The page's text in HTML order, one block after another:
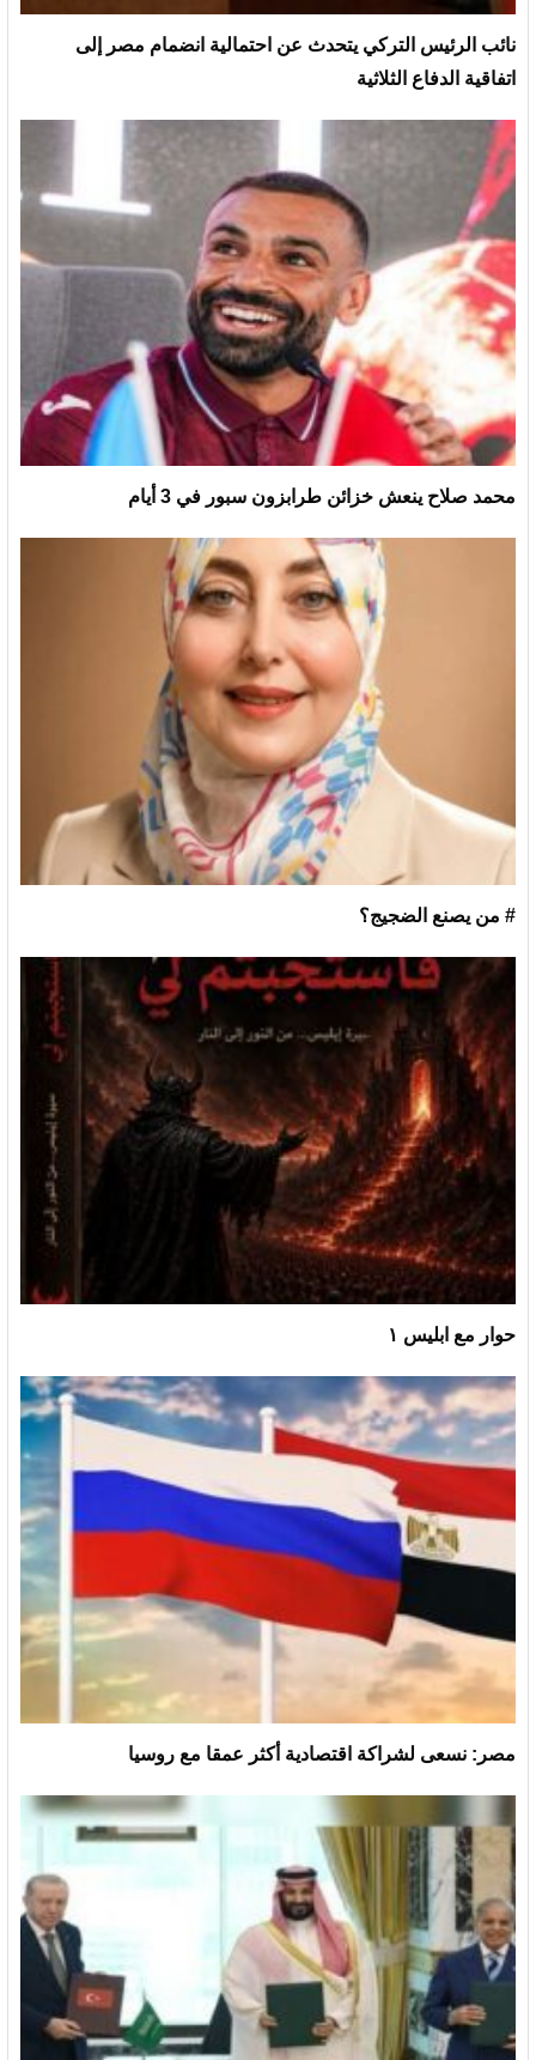
نائب الرئيس التركي يتحدث عن احتمالية انضمام مصر إلى
اتفاقية الدفاع الثلاثية
محمد صلاح ينعش خزائن طرابزون سبور في 3 أيام
# من يصنع الضجيج؟
حوار مع ابليس ١
مصر: نسعى لشراكة اقتصادية أكثر عمقا مع روسيا